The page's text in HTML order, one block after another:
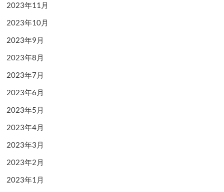
2023年11月
2023年10月
2023年9月
2023年8月
2023年7月
2023年6月
2023年5月
2023年4月
2023年3月
2023年2月
2023年1月